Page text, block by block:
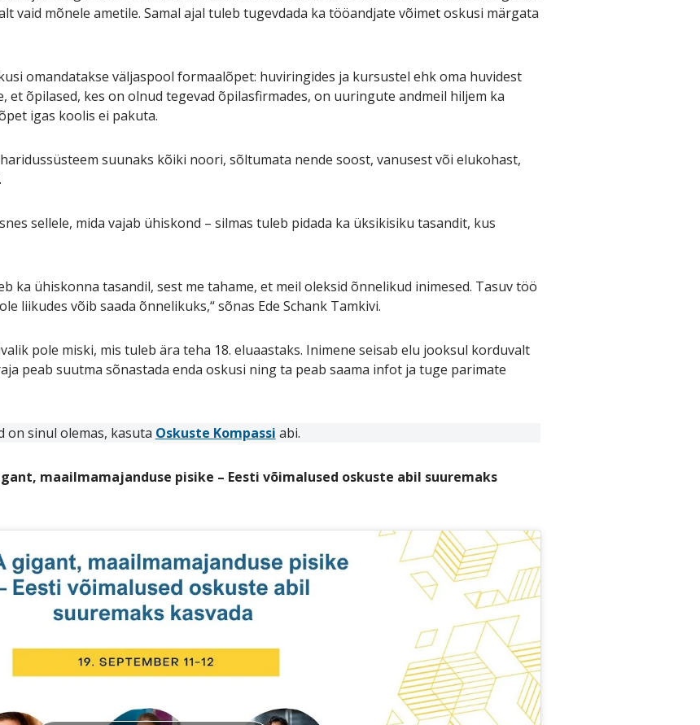
vaid mõnele ametile. Samal ajal tuleb tugevdada ka tööandjate võimet oskusi märgata
omandatakse väljaspool formaalõpet: huviringides ja kursustel ehk oma huvidest
et õpilased, kes on olnud tegevad õpilasfirmades, on uuringute andmeil hiljem ka
igas koolis ei pakuta.
suunaks kõiki noori, sõltumata nende soost, vanusest või elukohast,
sellele, mida vajab ühiskond – silmas tuleb pidada ka üksikisiku tasandit, kus
ka ühiskonna tasandil, sest me tahame, et meil oleksid õnnelikud inimesed. Tasuv töö
liikudes võib saada õnnelikuks,“ sõnas Ede Schank Tamkivi.
pole miski, mis tuleb ära teha 18. eluaastaks. Inimene seisab elu jooksul korduvalt
peab suutma sõnastada enda oskusi ning ta peab saama infot ja tuge parimate
on sinul olemas, kasuta Oskuste Kompassi abi.
maailmamajanduse pisike – Eesti võimalused oskuste abil suuremaks